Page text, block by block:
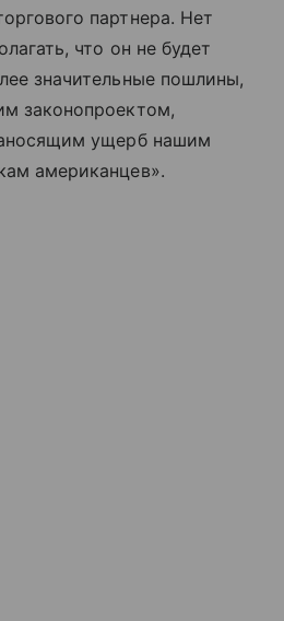
партнера. Нет
что он не будет
значительные пошлины,
законопроектом,
ущерб нашим
американцев».